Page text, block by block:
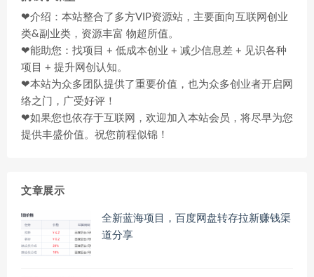
❤介绍：本站整合了多方VIP资源站，主要面向互联网创业
类&副业类，资源丰富 物超所值。
❤能助您：找项目 + 低成本创业 + 减少信息差 + 见识各种
项目 + 提升网创认知。
❤本站为众多团队提供了重要价值，也为众多创业者开启网
络之门，广受好评！
❤如果您也依存于互联网，欢迎加入本站会员，将尽早为您
提供丰盛价值。祝您前程似锦！
文章展示
全新蓝海项目，百度网盘转存拉新赚钱渠
道分享